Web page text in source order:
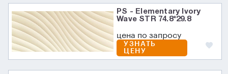
PS - Elementary Ivory
Wave STR 74.8*29.8
цена по запросу
УЗНАТЬ
ЦЕНУ